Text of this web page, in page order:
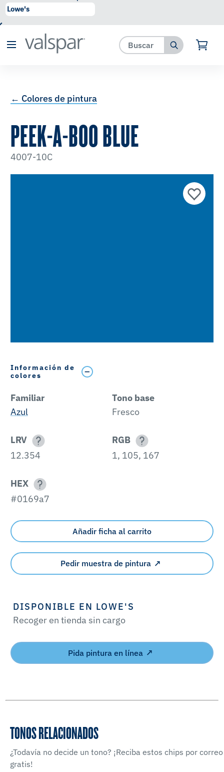
se ha agregado a favoritos.
← Colores de pintura
PEEK-A-BOO BLUE
4007-10C
Información de
colores
Familiar
Azul
Tono base
Fresco
LRV
12.354
RGB
1, 105, 167
HEX
#0169a7
Añadir ficha al carrito
Pedir muestra de pintura
DISPONIBLE EN LOWE'S
Recoger en tienda sin cargo
Pida pintura en línea
TONOS RELACIONADOS
¿Todavía no decide un tono? ¡Reciba estos chips por correo
gratis!